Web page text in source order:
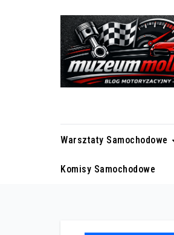
Warsztaty Samochodowe
Komisy Samochodowe